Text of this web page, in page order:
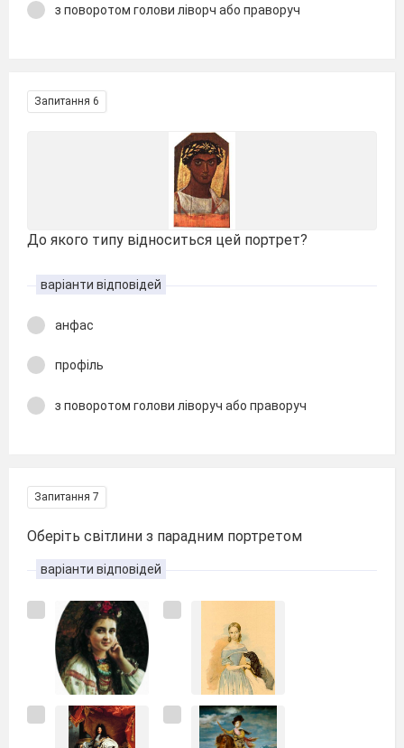
з поворотом голови ліворч або праворуч
Запитання 6
До якого типу відноситься цей портрет?
варіанти відповідей
анфас
профіль
з поворотом голови ліворуч або праворуч
Запитання 7
Оберіть світлини з парадним портретом
варіанти відповідей